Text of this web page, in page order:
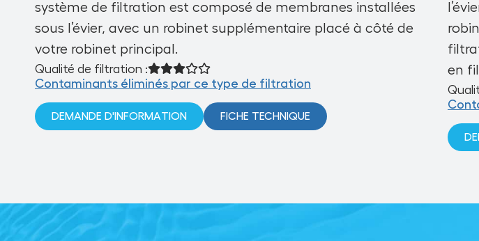
système de filtration est composé de membranes installées
sous l’évier, avec un robinet supplémentaire placé à côté de
votre robinet principal.
Qualité de filtration :
Contaminants éliminés par ce type de filtration
DEMANDE D'INFORMATION FICHE TECHNIQUE
en